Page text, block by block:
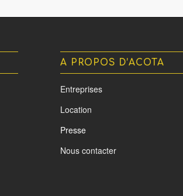
A PROPOS D’ACOTA
Entreprises
Location
Presse
Nous contacter